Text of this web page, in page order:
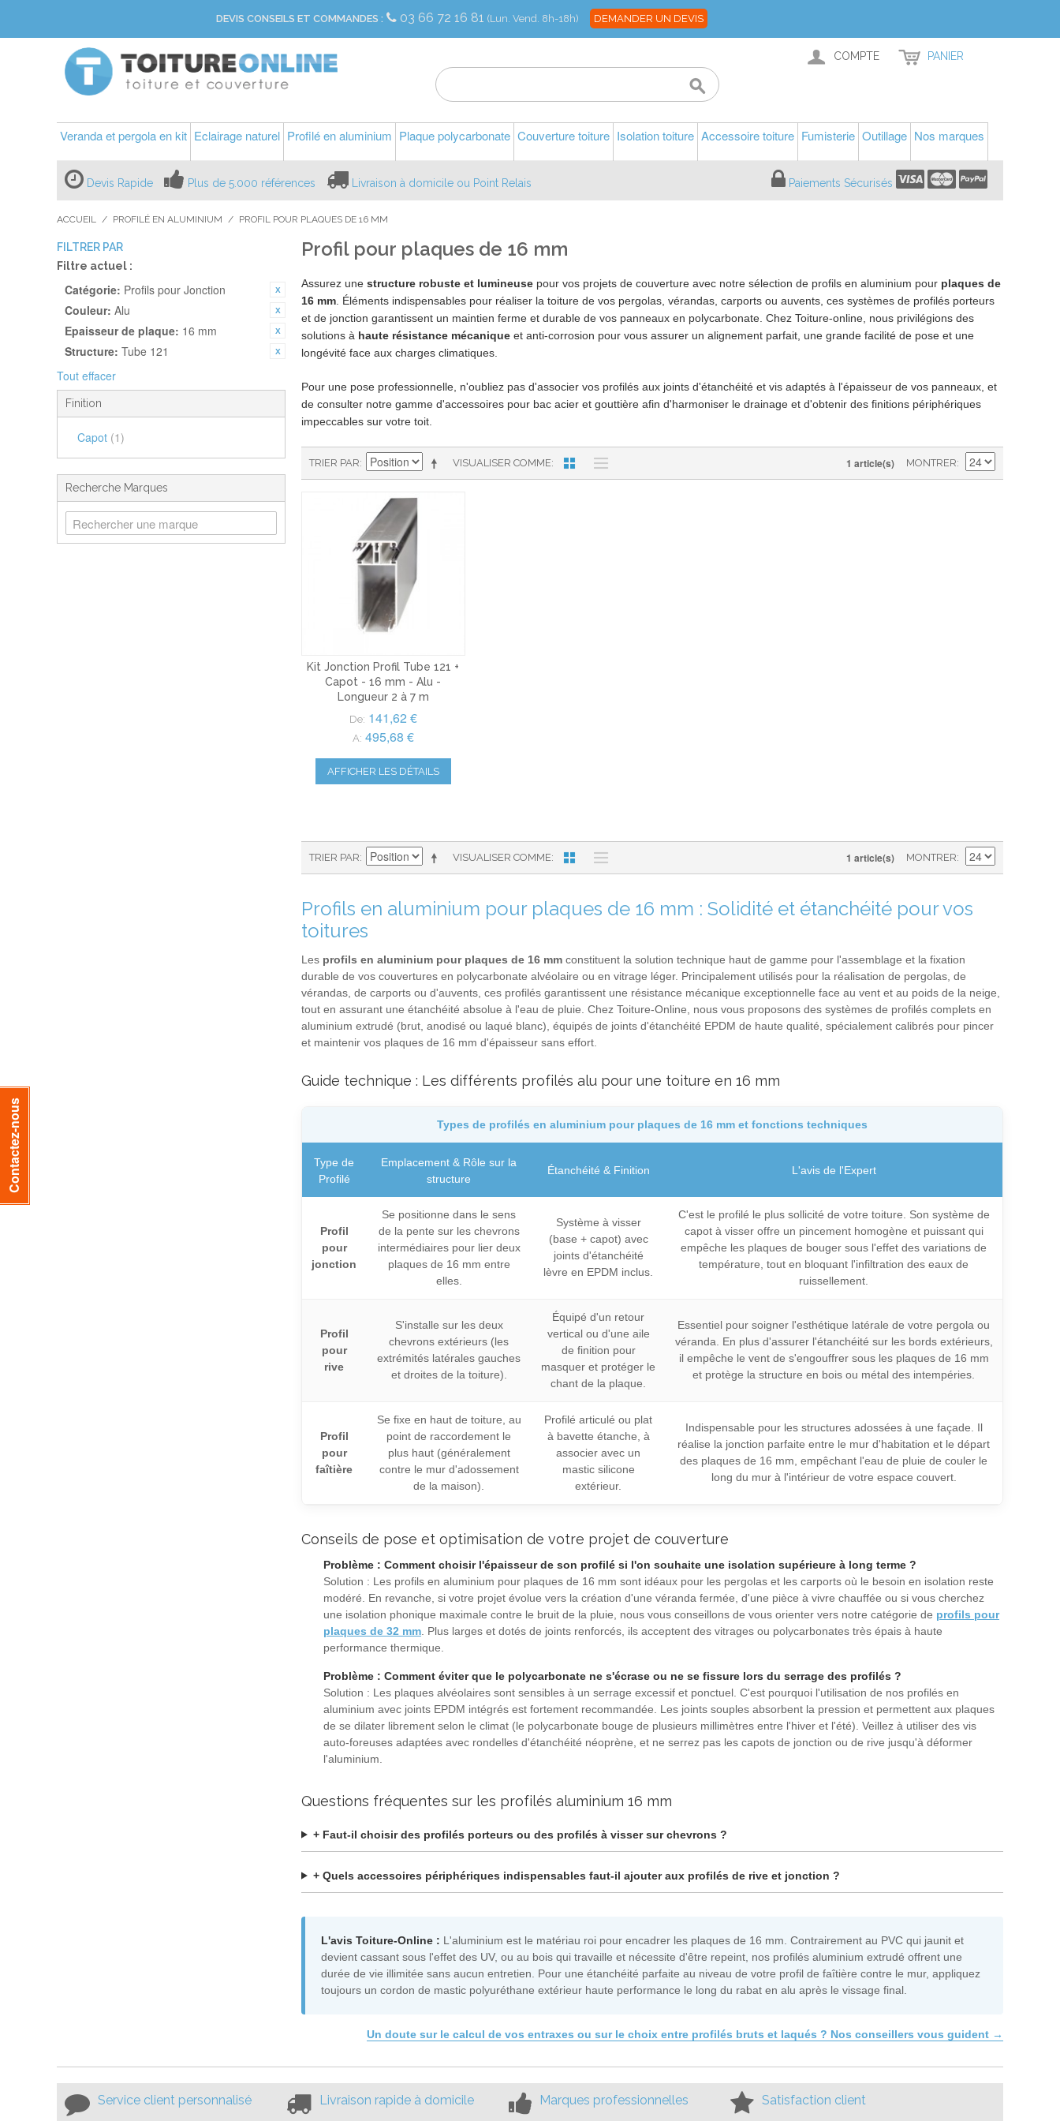
DEVIS CONSEILS ET COMMANDES : 03 66 72 16 81 (Lun. Vend. 8h-18h) DEMANDER UN DEVIS
COMPTE PANIER
Veranda et pergola en kit Eclairage naturel Profilé en aluminium Plaque polycarbonate Couverture toiture Isolation toiture Accessoire toiture Fumisterie Outillage Nos marques
Devis Rapide Plus de 5.000 références Livraison à domicile ou Point Relais Paiements Sécurisés
ACCUEIL / PROFILÉ EN ALUMINIUM / PROFIL POUR PLAQUES DE 16 MM
Profil pour plaques de 16 mm
Assurez une structure robuste et lumineuse pour vos projets de couverture avec notre sélection de profils en aluminium pour plaques de
16 mm . Éléments indispensables pour réaliser la toiture de vos pergolas, vérandas, carports ou auvents, ces systèmes de profilés porteurs
et de jonction garantissent un maintien ferme et durable de vos panneaux en polycarbonate. Chez Toiture-online, nous privilégions des
solutions à haute résistance mécanique et anti-corrosion pour vous assurer un alignement parfait, une grande facilité de pose et une
longévité face aux charges climatiques.
Pour une pose professionnelle, n'oubliez pas d'associer vos profilés aux joints d'étanchéité et vis adaptés à l'épaisseur de vos panneaux, et
de consulter notre gamme d'accessoires pour bac acier et gouttière afin d'harmoniser le drainage et d'obtenir des finitions périphériques
impeccables sur votre toit.
VISUALISER COMME
TRIER PAR 1 article(s) MONTRER
Kit Jonction Profil Tube 121 +
Capot - 16 mm - Alu -
Longueur 2 à 7 m
De: 141,62 €
A: 495,68 €
AFFICHER LES DÉTAILS
VISUALISER COMME
TRIER PAR 1 article(s) MONTRER
Profils en aluminium pour plaques de 16 mm : Solidité et étanchéité pour vos
toitures
Les profils en aluminium pour plaques de 16 mm constituent la solution technique haut de gamme pour l'assemblage et la fixation
durable de vos couvertures en polycarbonate alvéolaire ou en vitrage léger. Principalement utilisés pour la réalisation de pergolas, de
vérandas, de carports ou d'auvents, ces profilés garantissent une résistance mécanique exceptionnelle face au vent et au poids de la neige,
tout en assurant une étanchéité absolue à l'eau de pluie. Chez Toiture-Online, nous vous proposons des systèmes de profilés complets en
aluminium extrudé (brut, anodisé ou laqué blanc), équipés de joints d'étanchéité EPDM de haute qualité, spécialement calibrés pour pincer
et maintenir vos plaques de 16 mm d'épaisseur sans effort.
Guide technique : Les différents profilés alu pour une toiture en 16 mm
Types de profilés en aluminium pour plaques de 16 mm et fonctions techniques
Type de
Profilé
Emplacement & Rôle sur la
structure
Étanchéité & Finition L'avis de l'Expert
Profil
pour
jonction
Se positionne dans le sens
de la pente sur les chevrons
intermédiaires pour lier deux
plaques de 16 mm entre
elles.
Système à visser
(base + capot) avec
joints d'étanchéité
lèvre en EPDM inclus.
C'est le profilé le plus sollicité de votre toiture. Son système de
capot à visser offre un pincement homogène et puissant qui
empêche les plaques de bouger sous l'effet des variations de
température, tout en bloquant l'infiltration des eaux de
ruissellement.
Profil
pour
rive
S'installe sur les deux
chevrons extérieurs (les
extrémités latérales gauches
et droites de la toiture).
Équipé d'un retour
vertical ou d'une aile
de finition pour
masquer et protéger le
chant de la plaque.
Essentiel pour soigner l'esthétique latérale de votre pergola ou
véranda. En plus d'assurer l'étanchéité sur les bords extérieurs,
il empêche le vent de s'engouffrer sous les plaques de 16 mm
et protège la structure en bois ou métal des intempéries.
Profil
pour
faîtière
Se fixe en haut de toiture, au
point de raccordement le
plus haut (généralement
contre le mur d'adossement
de la maison).
Profilé articulé ou plat
à bavette étanche, à
associer avec un
mastic silicone
extérieur.
Indispensable pour les structures adossées à une façade. Il
réalise la jonction parfaite entre le mur d'habitation et le départ
des plaques de 16 mm, empêchant l'eau de pluie de couler le
long du mur à l'intérieur de votre espace couvert.
Conseils de pose et optimisation de votre projet de couverture
Problème : Comment choisir l'épaisseur de son profilé si l'on souhaite une isolation supérieure à long terme ?
Solution : Les profils en aluminium pour plaques de 16 mm sont idéaux pour les pergolas et les carports où le besoin en isolation reste
modéré. En revanche, si votre projet évolue vers la création d'une véranda fermée, d'une pièce à vivre chauffée ou si vous cherchez
une isolation phonique maximale contre le bruit de la pluie, nous vous conseillons de vous orienter vers notre catégorie de profils pour
plaques de 32 mm . Plus larges et dotés de joints renforcés, ils acceptent des vitrages ou polycarbonates très épais à haute
performance thermique.
Problème : Comment éviter que le polycarbonate ne s'écrase ou ne se fissure lors du serrage des profilés ?
Solution : Les plaques alvéolaires sont sensibles à un serrage excessif et ponctuel. C'est pourquoi l'utilisation de nos profilés en
aluminium avec joints EPDM intégrés est fortement recommandée. Les joints souples absorbent la pression et permettent aux plaques
de se dilater librement selon le climat (le polycarbonate bouge de plusieurs millimètres entre l'hiver et l'été). Veillez à utiliser des vis
auto-foreuses adaptées avec rondelles d'étanchéité néoprène, et ne serrez pas les capots de jonction ou de rive jusqu'à déformer
l'aluminium.
Questions fréquentes sur les profilés aluminium 16 mm
+ Faut-il choisir des profilés porteurs ou des profilés à visser sur chevrons ?
+ Quels accessoires périphériques indispensables faut-il ajouter aux profilés de rive et jonction ?
L'avis Toiture-Online : L'aluminium est le matériau roi pour encadrer les plaques de 16 mm. Contrairement au PVC qui jaunit et
devient cassant sous l'effet des UV, ou au bois qui travaille et nécessite d'être repeint, nos profilés aluminium extrudé offrent une
durée de vie illimitée sans aucun entretien. Pour une étanchéité parfaite au niveau de votre profil de faîtière contre le mur, appliquez
toujours un cordon de mastic polyuréthane extérieur haute performance le long du rabat en alu après le vissage final.
Un doute sur le calcul de vos entraxes ou sur le choix entre profilés bruts et laqués ? Nos conseillers vous guident →
FILTRER PAR
Filtre actuel :
Catégorie: Profils pour Jonction
Couleur: Alu
Epaisseur de plaque: 16 mm
Structure: Tube 121
Tout effacer
Finition
Capot (1)
Recherche Marques
Service client personnalisé Livraison rapide à domicile Marques professionnelles Satisfaction client
Contactez-nous